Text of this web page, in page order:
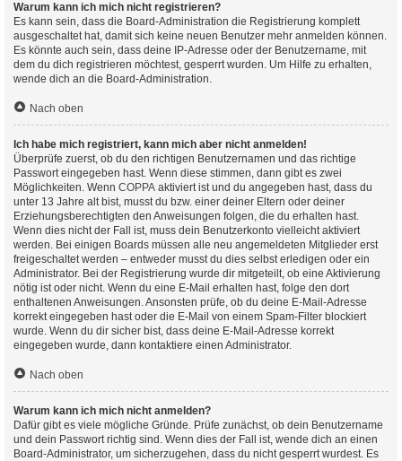
Warum kann ich mich nicht registrieren?
Es kann sein, dass die Board-Administration die Registrierung komplett
ausgeschaltet hat, damit sich keine neuen Benutzer mehr anmelden können.
Es könnte auch sein, dass deine IP-Adresse oder der Benutzername, mit
dem du dich registrieren möchtest, gesperrt wurden. Um Hilfe zu erhalten,
wende dich an die Board-Administration.
Nach oben
Ich habe mich registriert, kann mich aber nicht anmelden!
Überprüfe zuerst, ob du den richtigen Benutzernamen und das richtige
Passwort eingegeben hast. Wenn diese stimmen, dann gibt es zwei
Möglichkeiten. Wenn COPPA aktiviert ist und du angegeben hast, dass du
unter 13 Jahre alt bist, musst du bzw. einer deiner Eltern oder deiner
Erziehungsberechtigten den Anweisungen folgen, die du erhalten hast.
Wenn dies nicht der Fall ist, muss dein Benutzerkonto vielleicht aktiviert
werden. Bei einigen Boards müssen alle neu angemeldeten Mitglieder erst
freigeschaltet werden – entweder musst du dies selbst erledigen oder ein
Administrator. Bei der Registrierung wurde dir mitgeteilt, ob eine Aktivierung
nötig ist oder nicht. Wenn du eine E-Mail erhalten hast, folge den dort
enthaltenen Anweisungen. Ansonsten prüfe, ob du deine E-Mail-Adresse
korrekt eingegeben hast oder die E-Mail von einem Spam-Filter blockiert
wurde. Wenn du dir sicher bist, dass deine E-Mail-Adresse korrekt
eingegeben wurde, dann kontaktiere einen Administrator.
Nach oben
Warum kann ich mich nicht anmelden?
Dafür gibt es viele mögliche Gründe. Prüfe zunächst, ob dein Benutzername
und dein Passwort richtig sind. Wenn dies der Fall ist, wende dich an einen
Board-Administrator, um sicherzugehen, dass du nicht gesperrt wurdest. Es